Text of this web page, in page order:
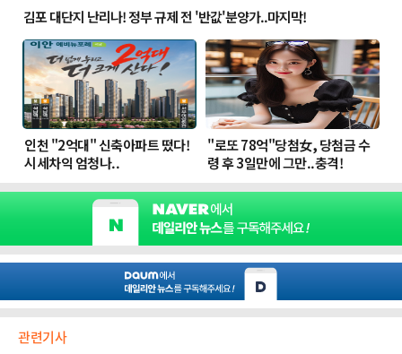
관련기사